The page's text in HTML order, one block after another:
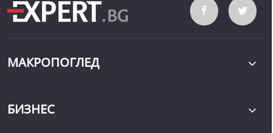
МАКРОПОГЛЕД
БИЗНЕС